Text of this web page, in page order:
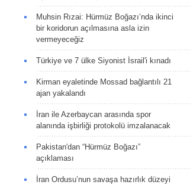
Muhsin Rızai: Hürmüz Boğazı’nda ikinci
bir koridorun açılmasına asla izin
vermeyeceğiz
Türkiye ve 7 ülke Siyonist İsrail'i kınadı
Kirman eyaletinde Mossad bağlantılı 21
ajan yakalandı
İran ile Azerbaycan arasında spor
alanında işbirliği protokolü imzalanacak
Pakistan'dan “Hürmüz Boğazı”
açıklaması
İran Ordusu’nun savaşa hazırlık düzeyi